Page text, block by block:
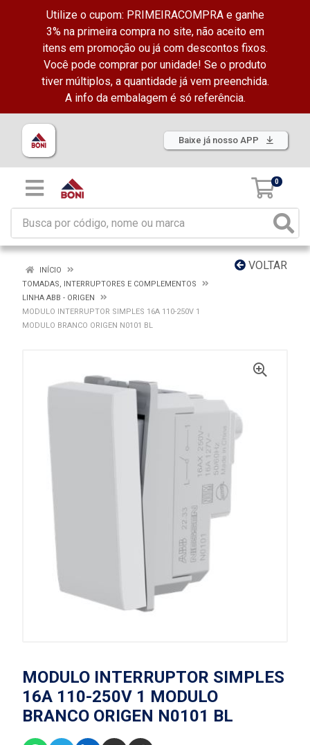
Utilize o cupom: PRIMEIRACOMPRA e ganhe
3% na primeira compra no site, não aceito em
itens em promoção ou já com descontos fixos.
Você pode comprar por unidade! Se o produto
tiver múltiplos, a quantidade já vem preenchida.
A info da embalagem é só referência.
Baixe já nosso APP
0
VOLTAR
INÍCIO
TOMADAS, INTERRUPTORES E COMPLEMENTOS
LINHA ABB - ORIGEN
MODULO INTERRUPTOR SIMPLES 16A 110-250V 1
MODULO BRANCO ORIGEN N0101 BL
MODULO INTERRUPTOR SIMPLES
16A 110-250V 1 MODULO
BRANCO ORIGEN N0101 BL